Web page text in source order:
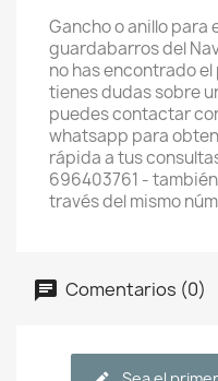
Gancho o anillo para
guardabarros del
no has encontrado
tienes dudas sobre
puedes contactar
whatsapp para
rápida a tus
696403761 -
través del mismo
Comentarios (0)